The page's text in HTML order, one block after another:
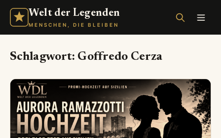
Welt der Legenden
MENSCHEN, DIE BLEIBEN
Schlagwort: Goffredo Cerza